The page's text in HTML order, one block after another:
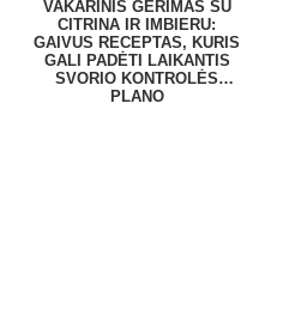
VAKARINIS GĖRIMAS SU
CITRINA IR IMBIERU:
GAIVUS RECEPTAS, KURIS
GALI PADĖTI LAIKANTIS
SVORIO KONTROLĖS
PLANO